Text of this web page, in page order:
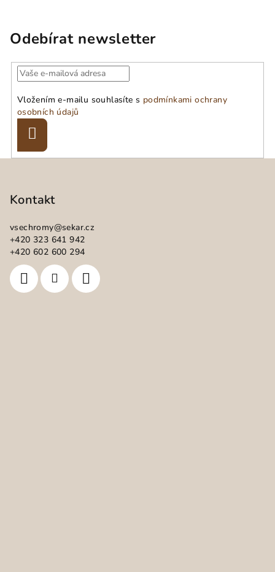
á
d
a
p
y
Odebírat newsletter
Vložením e-mailu souhlasíte s podmínkami ochrany
osobních údajů
Kontakt
vsechromy@sekar.cz
+420 323 641 942
+420 602 600 294